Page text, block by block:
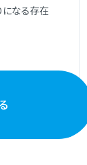
になる存在